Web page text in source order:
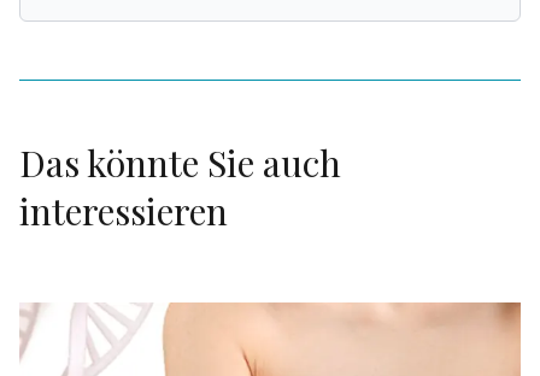
Das könnte Sie auch
interessieren